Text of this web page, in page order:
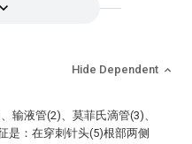
Hide Dependent
输液管(2)、莫菲氏滴管(3)、
是：在穿刺针头(5)根部两侧